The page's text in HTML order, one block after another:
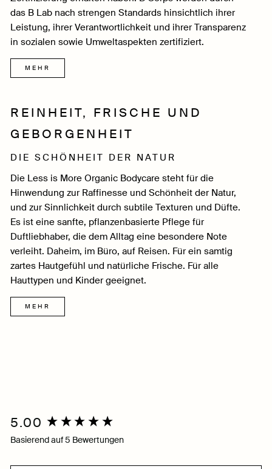
das B Lab nach strengen Standards hinsichtlich ihrer
Leistung, ihrer Verantwortlichkeit und ihrer Transparenz
in sozialen sowie Umweltaspekten zertifiziert.
MEHR
REINHEIT, FRISCHE UND
GEBORGENHEIT
DIE SCHÖNHEIT DER NATUR
Die Less is More Organic Bodycare steht für die
Hinwendung zur Raffinesse und Schönheit der Natur,
und zur Sinnlichkeit durch subtile Texturen und Düfte.
Es ist eine sanfte, pflanzenbasierte Pflege für
Duftliebhaber, die dem Alltag eine besondere Note
verleiht. Daheim, im Büro, auf Reisen. Für ein samtig
zartes Hautgefühl und natürliche Frische. Für alle
Hauttypen und Kinder geeignet.
MEHR
5.00
Basierend auf 5 Bewertungen
New content loaded